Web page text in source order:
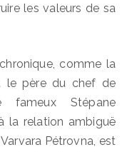
les valeurs de sa
comme la
le père du chef de
Stépane
la relation ambiguë
Pétrovna, est